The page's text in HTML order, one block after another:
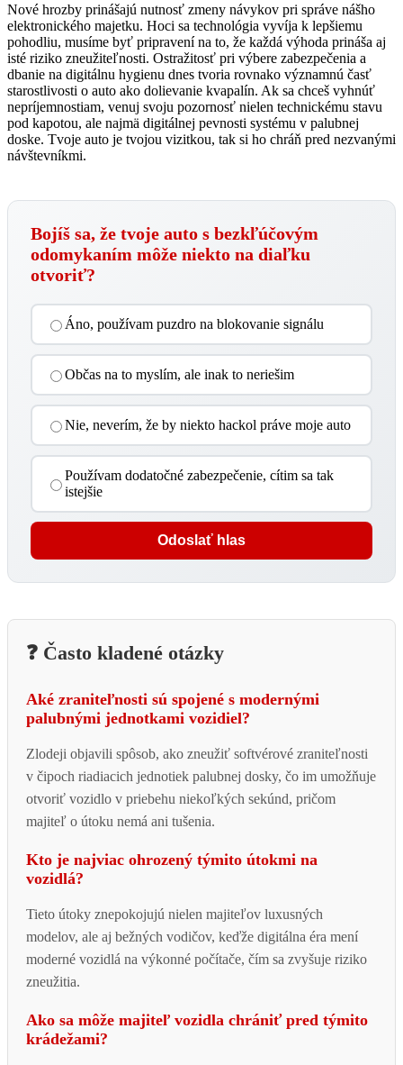
Nové hrozby prinášajú nutnosť zmeny návykov pri správe nášho
elektronického majetku. Hoci sa technológia vyvíja k lepšiemu
pohodliu, musíme byť pripravení na to, že každá výhoda prináša aj
isté riziko zneužiteľnosti. Ostražitosť pri výbere zabezpečenia a
dbanie na digitálnu hygienu dnes tvoria rovnako významnú časť
starostlivosti o auto ako dolievanie kvapalín. Ak sa chceš vyhnúť
nepríjemnostiam, venuj svoju pozornosť nielen technickému stavu
pod kapotou, ale najmä digitálnej pevnosti systému v palubnej
doske. Tvoje auto je tvojou vizitkou, tak si ho chráň pred nezvanými
návštevníkmi.
Bojíš sa, že tvoje auto s bezkľúčovým
odomykaním môže niekto na diaľku
otvoriť?
Áno, používam puzdro na blokovanie signálu
Občas na to myslím, ale inak to neriešim
Nie, neverím, že by niekto hackol práve moje auto
Používam dodatočné zabezpečenie, cítim sa tak
istejšie
Odoslať hlas
❓ Často kladené otázky
Aké zraniteľnosti sú spojené s modernými
palubnými jednotkami vozidiel?
Zlodeji objavili spôsob, ako zneužiť softvérové zraniteľnosti
v čipoch riadiacich jednotiek palubnej dosky, čo im umožňuje
otvoriť vozidlo v priebehu niekoľkých sekúnd, pričom
majiteľ o útoku nemá ani tušenia.
Kto je najviac ohrozený týmito útokmi na
vozidlá?
Tieto útoky znepokojujú nielen majiteľov luxusných
modelov, ale aj bežných vodičov, keďže digitálna éra mení
moderné vozidlá na výkonné počítače, čím sa zvyšuje riziko
zneužitia.
Ako sa môže majiteľ vozidla chrániť pred týmito
krádežami?